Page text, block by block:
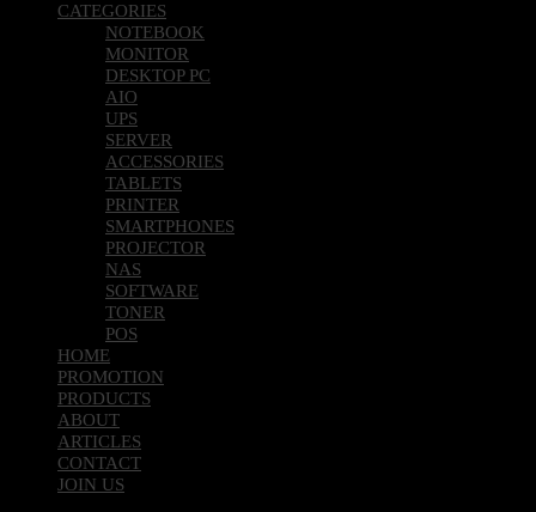
CATEGORIES
NOTEBOOK
MONITOR
DESKTOP PC
AIO
UPS
SERVER
ACCESSORIES
TABLETS
PRINTER
SMARTPHONES
PROJECTOR
NAS
SOFTWARE
TONER
POS
HOME
PROMOTION
PRODUCTS
ABOUT
ARTICLES
CONTACT
JOIN US